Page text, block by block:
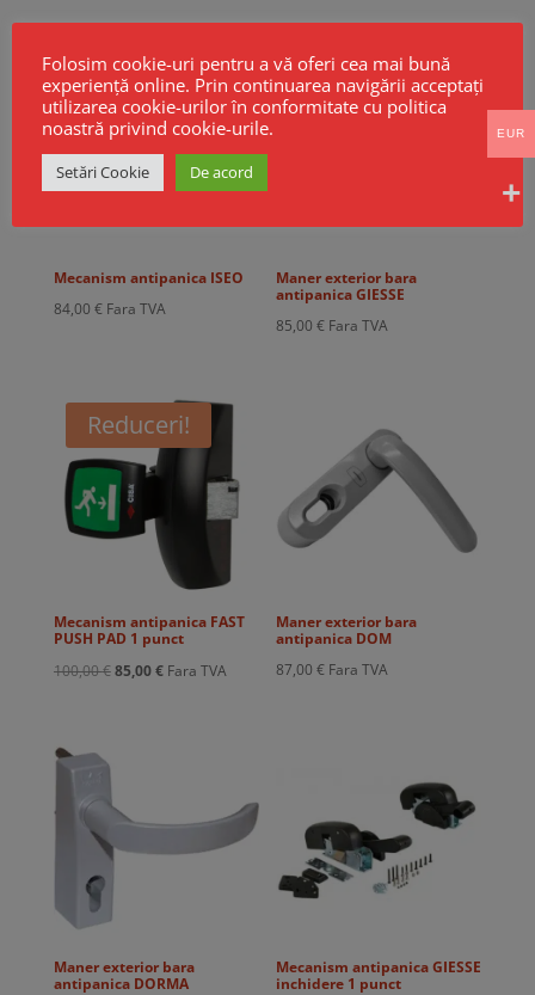
Mecanism antipanica ISEO
84,00 € Fara TVA
Maner exterior bara
antipanica GIESSE
85,00€ Fara TVA
Reduceri!
Mecanism antipanica FAST
PUSH PAD 1 punct
100,00€Prețul
85,00€Prețul
Fara TVA
Maner exterior bara
antipanica DOM
87,00€ Fara TVA
Maner exterior bara
antipanica DORMA
Mecanism antipanica GIESSE
inchidere 1 punct
Folosim cookie-uri pentru a vă oferi cea mai bună
experiență online. Prin continuarea navigării acceptați
utilizarea cookie-urilor în conformitate cu politica
noastră privind cookie-urile.
Setări Cookie De acord
EUR